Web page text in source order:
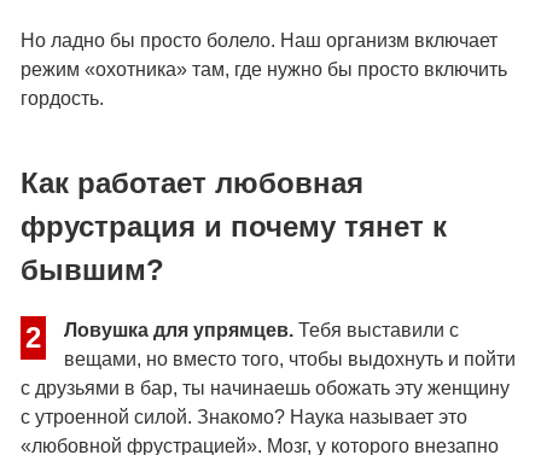
Но ладно бы просто болело. Наш организм включает
режим «охотника» там, где нужно бы просто включить
гордость.
Как работает любовная
фрустрация и почему тянет к
бывшим?
2 Ловушка для упрямцев. Тебя выставили с
вещами, но вместо того, чтобы выдохнуть и пойти
с друзьями в бар, ты начинаешь обожать эту женщину
с утроенной силой. Знакомо? Наука называет это
«любовной фрустрацией». Мозг, у которого внезапно